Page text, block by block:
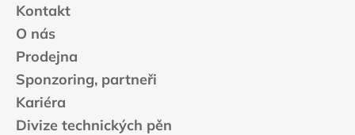
Kontakt
O nás
Prodejna
Sponzoring, partneři
Kariéra
Divize technických pěn